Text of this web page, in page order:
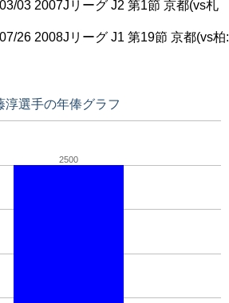
03 2007Jリーグ J2 第1節 京都(vs札
26 2008Jリーグ J1 第19節 京都(vs柏:
淳選手の年俸グラフ
2500